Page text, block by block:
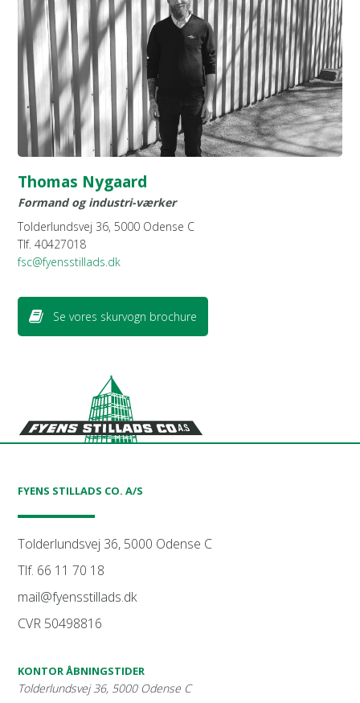
Thomas Nygaard
Formand og industri-værker
Tolderlundsvej 36, 5000 Odense C
Tlf. 40427018
fsc@fyensstillads.dk
Se vores skurvogn brochure
FYENS STILLADS CO. A/S
Tolderlundsvej 36, 5000 Odense C
Tlf. 66 11 70 18
mail@fyensstillads.dk
CVR 50498816
KONTOR ÅBNINGSTIDER
Tolderlundsvej 36, 5000 Odense C